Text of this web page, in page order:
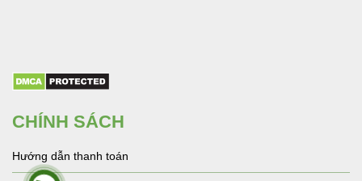
CHÍNH SÁCH
Hướng dẫn thanh toán